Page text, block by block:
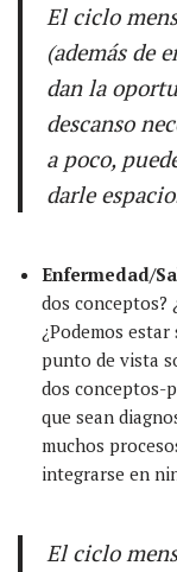
El ciclo
(además de
dan la
descanso
a poco,
darle
Enfermedad/
dos conceptos?
¿Podemos
punto de vista
dos conceptos-
que sean
muchos
integrarse en
El ciclo